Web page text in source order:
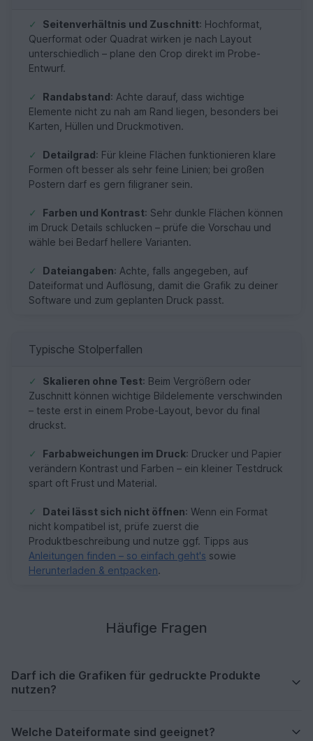
✓ Seitenverhältnis und Zuschnitt: Hochformat,
Querformat oder Quadrat wirken je nach Layout
unterschiedlich – plane den Crop direkt im Probe-
Entwurf.
✓ Randabstand: Achte darauf, dass wichtige
Elemente nicht zu nah am Rand liegen, besonders bei
Karten, Hüllen und Druckmotiven.
✓ Detailgrad: Für kleine Flächen funktionieren klare
Formen oft besser als sehr feine Linien; bei großen
Postern darf es gern filigraner sein.
✓ Farben und Kontrast: Sehr dunkle Flächen können
im Druck Details schlucken – prüfe die Vorschau und
wähle bei Bedarf hellere Varianten.
✓ Dateiangaben: Achte, falls angegeben, auf
Dateiformat und Auflösung, damit die Grafik zu deiner
Software und zum geplanten Druck passt.
Typische Stolperfallen
✓ Skalieren ohne Test: Beim Vergrößern oder
Zuschnitt können wichtige Bildelemente verschwinden
– teste erst in einem Probe-Layout, bevor du final
druckst.
✓ Farbabweichungen im Druck: Drucker und Papier
verändern Kontrast und Farben – ein kleiner Testdruck
spart oft Frust und Material.
✓ Datei lässt sich nicht öffnen: Wenn ein Format
nicht kompatibel ist, prüfe zuerst die
Produktbeschreibung und nutze ggf. Tipps aus
Anleitungen finden – so einfach geht's sowie
Herunterladen & entpacken.
Häufige Fragen
Darf ich die Grafiken für gedruckte Produkte
nutzen?
Welche Dateiformate sind geeignet?